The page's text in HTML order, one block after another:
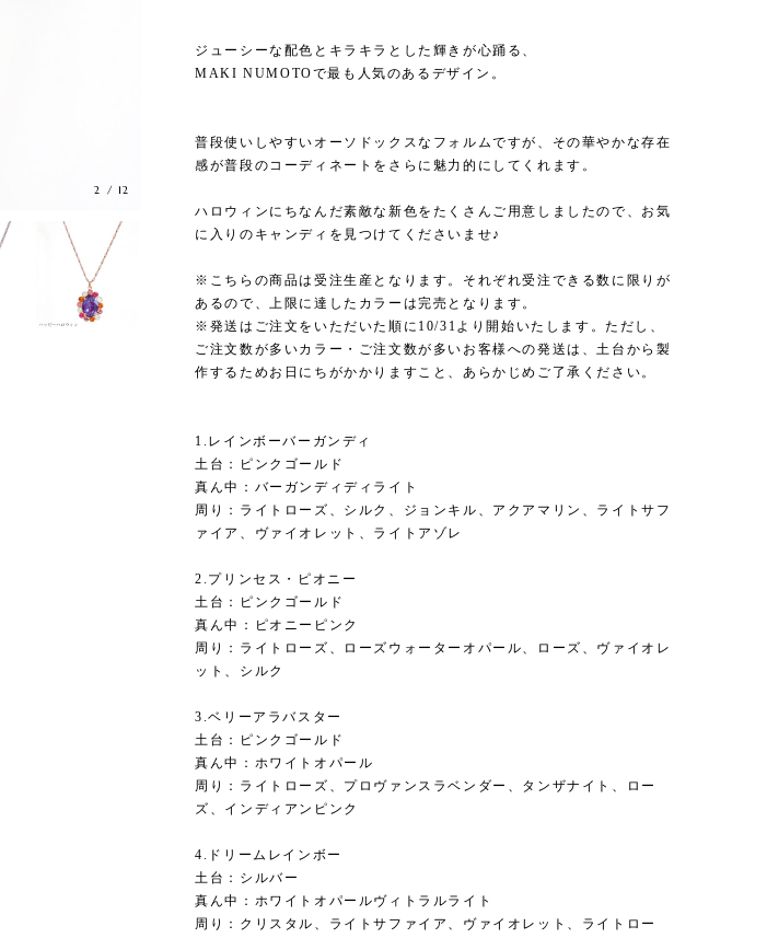
3 / 12
ジューシーな配色とキラキラとした輝きが心踊る、
MAKI NUMOTOで最も人気のあるデザイン。
普段使いしやすいオーソドックスなフォルムですが、その華やかな存在
感が普段のコーディネートをさらに魅力的にしてくれます。
ハロウィンにちなんだ素敵な新色をたくさんご用意しましたので、お気
に入りのキャンディを見つけてくださいませ♪
※こちらの商品は受注生産となります。それぞれ受注できる数に限りが
あるので、上限に達したカラーは完売となります。
※発送はご注文をいただいた順に10/31より開始いたします。ただし、
ご注文数が多いカラー・ご注文数が多いお客様への発送は、土台から製
作するためお日にちがかかりますこと、あらかじめご了承ください。
1.レインボーバーガンディ
土台：ピンクゴールド
真ん中：バーガンディディライト
周り：ライトローズ、シルク、ジョンキル、アクアマリン、ライトサフ
ァイア、ヴァイオレット、ライトアゾレ
2.プリンセス・ピオニー
土台：ピンクゴールド
真ん中：ピオニーピンク
周り：ライトローズ、ローズウォーターオパール、ローズ、ヴァイオレ
ット、シルク
3.ベリーアラバスター
土台：ピンクゴールド
真ん中：ホワイトオパール
周り：ライトローズ、プロヴァンスラベンダー、タンザナイト、ロー
ズ、インディアンピンク
4.ドリームレインボー
土台：シルバー
真ん中：ホワイトオパールヴィトラルライト
周り：クリスタル、ライトサファイア、ヴァイオレット、ライトロー